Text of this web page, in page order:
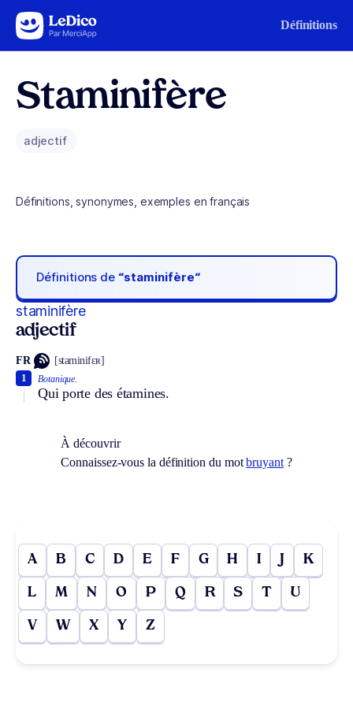
Aller au contenu Définitions
Staminifère
adjectif
Définitions, synonymes, exemples en français
Définitions de “staminifère“
staminifère
adjectif
FR [staminifɛʀ]
Botanique.
Qui porte des étamines.
1
À découvrir
Connaissez-vous la définition du motbruyant?
A B C D E F G H I J K
L M N O P Q R S T U
V W X Y Z